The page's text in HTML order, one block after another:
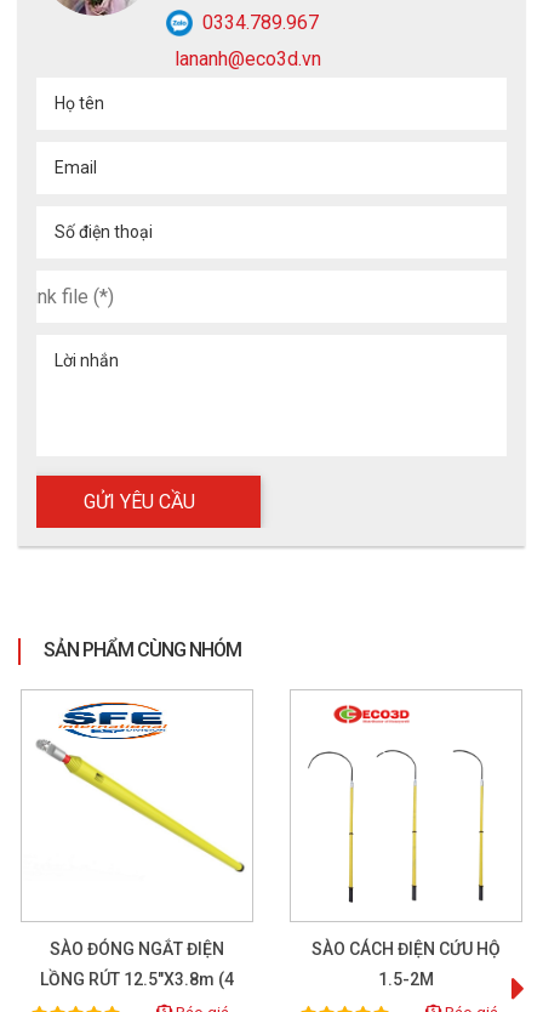
0334.789.967
lananh@eco3d.vn
Họ tên
Email
Số điện thoại
Lời nhắn
SẢN PHẨM CÙNG NHÓM
SÀO ĐÓNG NGẮT ĐIỆN
LỒNG RÚT 12.5"x3.8m (4
SÀO CÁCH ĐIỆN CỨU HỘ
1.5-2M